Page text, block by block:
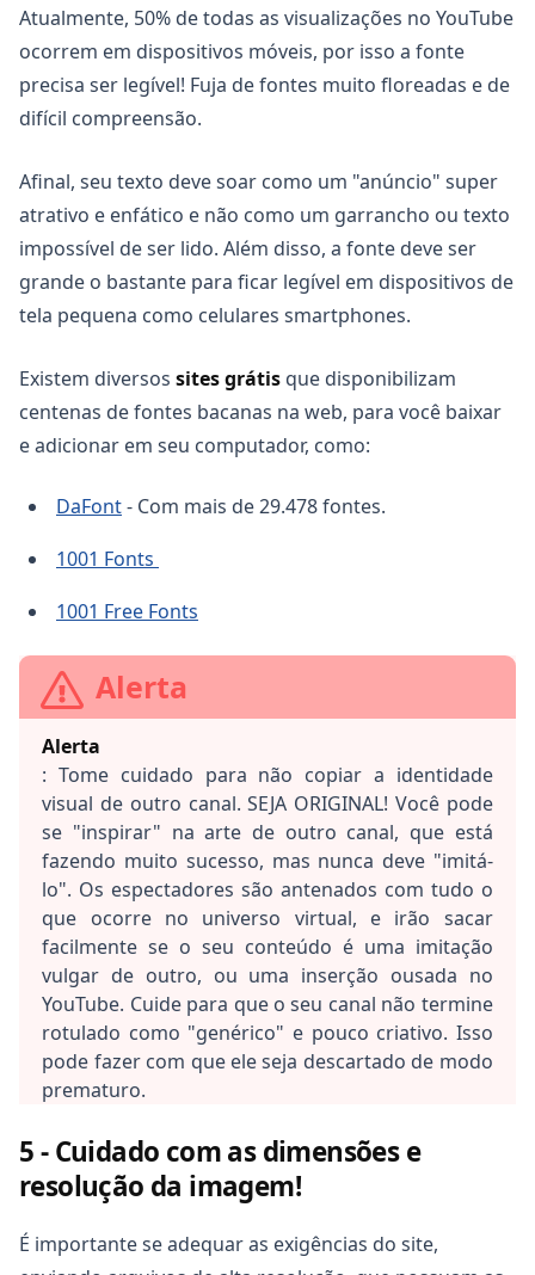
Atualmente, 50% de todas as visualizações no YouTube
ocorrem em dispositivos móveis, por isso a fonte
precisa ser legível! Fuja de fontes muito floreadas e de
difícil compreensão.
Afinal, seu texto deve soar como um "anúncio" super
atrativo e enfático e não como um garrancho ou texto
impossível de ser lido. Além disso, a fonte deve ser
grande o bastante para ficar legível em dispositivos de
tela pequena como celulares smartphones.
Existem diversos sites grátis que disponibilizam
centenas de fontes bacanas na web, para você baixar
e adicionar em seu computador, como:
DaFont- Com mais de 29.478 fontes.
1001 Fonts
1001 Free Fonts
Alerta
Alerta
: Tome cuidado para não copiar a identidade
visual de outro canal. SEJA ORIGINAL! Você pode
se "inspirar" na arte de outro canal, que está
fazendo muito sucesso, mas nunca deve "imitá-
lo". Os espectadores são antenados com tudo o
que ocorre no universo virtual, e irão sacar
facilmente se o seu conteúdo é uma imitação
vulgar de outro, ou uma inserção ousada no
YouTube. Cuide para que o seu canal não termine
rotulado como "genérico" e pouco criativo. Isso
pode fazer com que ele seja descartado de modo
prematuro.
5 - Cuidado com as dimensões e
resolução da imagem!
É importante se adequar as exigências do site,